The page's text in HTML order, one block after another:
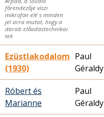
főrendezője viszi
mikrofon elé s minden
jel arra mutat, hogy a
darab előadástechnikai
tek
Ezüstlakodalom
(1930)
Paul
Géraldy
Róbert és
Marianne
Paul
Géraldy